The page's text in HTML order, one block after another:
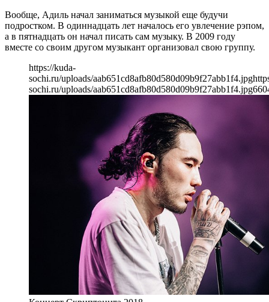
Вообще, Адиль начал заниматься музыкой еще будучи
подростком. В одиннадцать лет началось его увлечение рэпом,
а в пятнадцать он начал писать сам музыку. В 2009 году
вместе со своим другом музыкант организовал свою группу.
https://kuda-
sochi.ru/uploads/aab651cd8afb80d580d09b9f27abb1f4.jpg
sochi.ru/uploads/aab651cd8afb80d580d09b9f27abb1f4.jpg660